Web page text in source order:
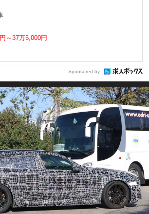
～37万5,000円
Sponsored by